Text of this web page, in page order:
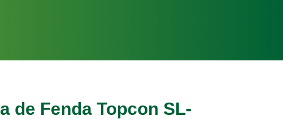
de Fenda Topcon SL-